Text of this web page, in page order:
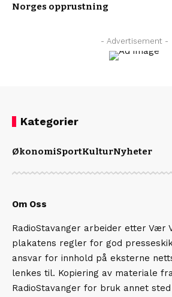
Norges opprustning
- Advertisement -
Kategorier
ØkonomiSportKulturNyheter
Om Oss
RadioStavanger arbeider etter Vær
plakatens regler for god
ansvar for innhold på eksterne
lenkes til. Kopiering av materiale
RadioStavanger for bruk annet